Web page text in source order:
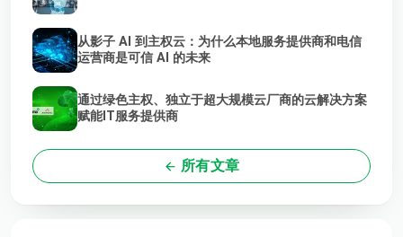
从影子 AI 到主权云：为什么本地服务提供商和电信
运营商是可信 AI 的未来
通过绿色主权、独立于超大规模云厂商的云解决方案
赋能IT服务提供商
所有文章